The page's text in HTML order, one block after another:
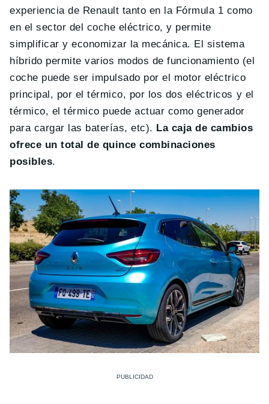
experiencia de Renault tanto en la Fórmula 1 como
en el sector del coche eléctrico, y permite
simplificar y economizar la mecánica. El sistema
híbrido permite varios modos de funcionamiento (el
coche puede ser impulsado por el motor eléctrico
principal, por el térmico, por los dos eléctricos y el
térmico, el térmico puede actuar como generador
para cargar las baterías, etc). La caja de cambios
ofrece un total de quince combinaciones
posibles.